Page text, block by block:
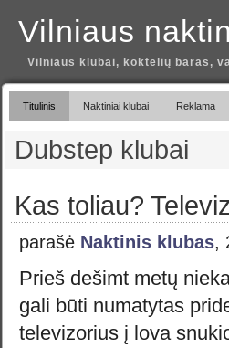
Vilniaus
Vilniaus klubai, koktelių baras,
Titulinis Naktiniai klubai Reklama
Dubstep klubai
Kas toliau?
parašė Naktinis klubas,
Prieš dešimt metų
gali būti numatytas
televizorius į lova